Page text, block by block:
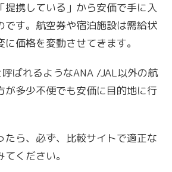
提携している」から安価で手に入
です。航空券や宿泊施設は需給状
価格を変動させてきます。
呼ばれるようなANA /JAL以外の航
が多少不便でも安価に目的地に行
たら、必ず、比較サイトで適正な
ください。